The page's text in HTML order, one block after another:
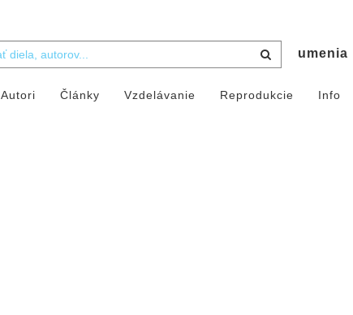
umenia
Autori Články Vzdelávanie Reprodukcie Info